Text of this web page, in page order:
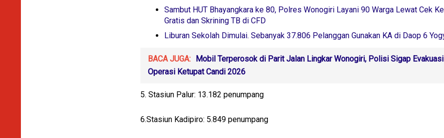
Sambut HUT Bhayangkara ke 80, Polres Wonogiri Layani 90 Warga Lewat Cek
Gratis dan Skrining TB di CFD
Liburan Sekolah Dimulai. Sebanyak 37.806 Pelanggan Gunakan KA di Daop 6
BACA JUGA: Mobil Terperosok di Parit Jalan Lingkar Wonogiri, Polisi Sigap
Operasi Ketupat Candi 2026
5. Stasiun Palur: 13.182 penumpang
6.Stasiun Kadipiro: 5.849 penumpang